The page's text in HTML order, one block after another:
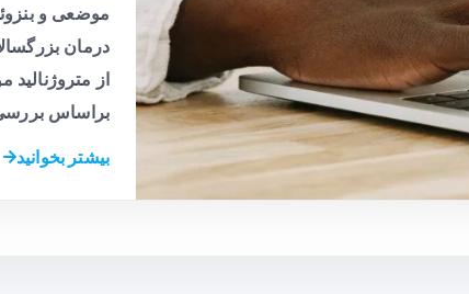
موضعی و
درمان
از متروژنالید
براساس
بیشتر بخوانید